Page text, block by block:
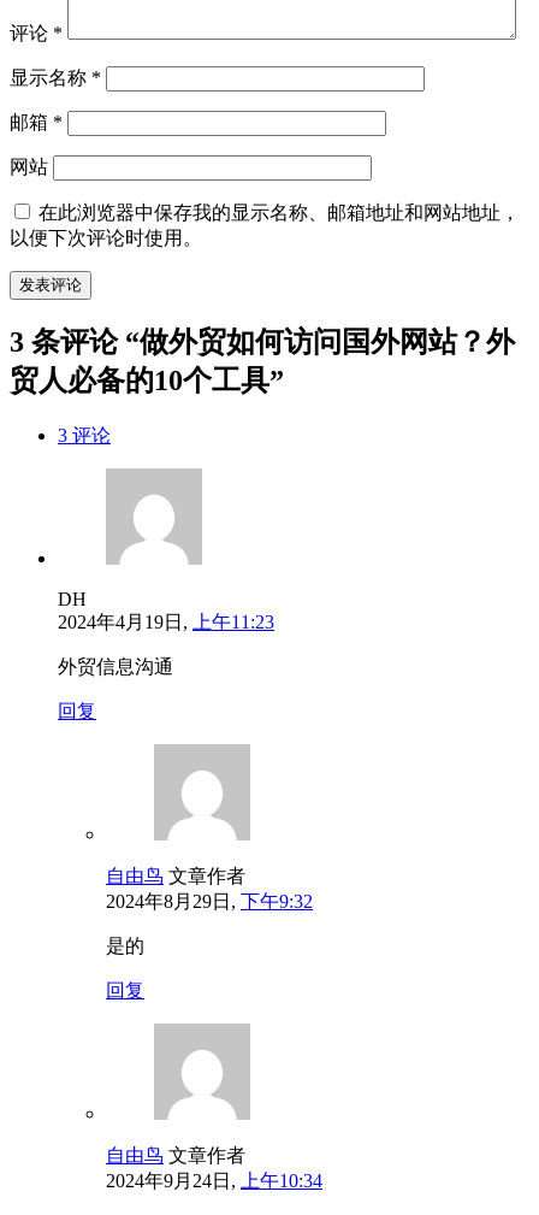
评论 *
显示名称 *
邮箱 *
网站
在此浏览器中保存我的显示名称、邮箱地址和网站地址，
以便下次评论时使用。
3 条评论 “做外贸如何访问国外网站？外
贸人必备的10个工具”
3 评论
DH
2024年4月19日,
上午11:23
外贸信息沟通
回复
自由鸟 文章作者
2024年8月29日, 下午9:32
是的
回复
自由鸟 文章作者
2024年9月24日,
上午10:34